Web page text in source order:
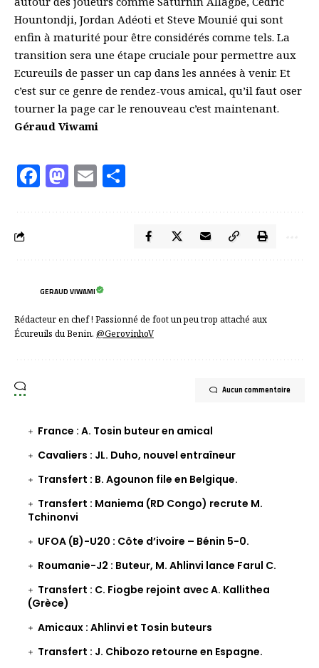
Hountondji, Jordan Adéoti et Steve Mounié qui sont
enfin à maturité pour être considérés comme tels. La
transition sera une étape cruciale pour permettre aux
Ecureuils de passer un cap dans les années à venir. Et
c’est sur ce genre de rendez-vous amical, qu’il faut oser
tourner la page car le renouveau c’est maintenant.
Géraud Viwami
Facebook
Mastodon
Email
GERAUD VIWAMI
Rédacteur en chef ! Passionné de foot un peu trop attaché aux
Écureuils du Benin. @GerovinhoV
Aucun commentaire
France : A. Tosin buteur en amical
Cavaliers : JL. Duho, nouvel entraîneur
Transfert : B. Agounon file en Belgique.
Transfert : Maniema (RD Congo) recrute M.
Tchinonvi
UFOA (B)-U20 : Côte d’ivoire – Bénin 5-0.
Roumanie-J2 : Buteur, M. Ahlinvi lance Farul C.
Transfert : C. Fiogbe rejoint avec A. Kallithea
(Grèce)
Amicaux : Ahlinvi et Tosin buteurs
Transfert : J. Chibozo retourne en Espagne.